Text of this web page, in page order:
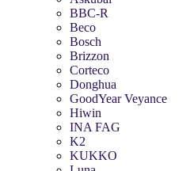
BBC-R
Beco
Bosch
Brizzon
Corteco
Donghua
GoodYear Veyance
Hiwin
INA FAG
K2
KUKKO